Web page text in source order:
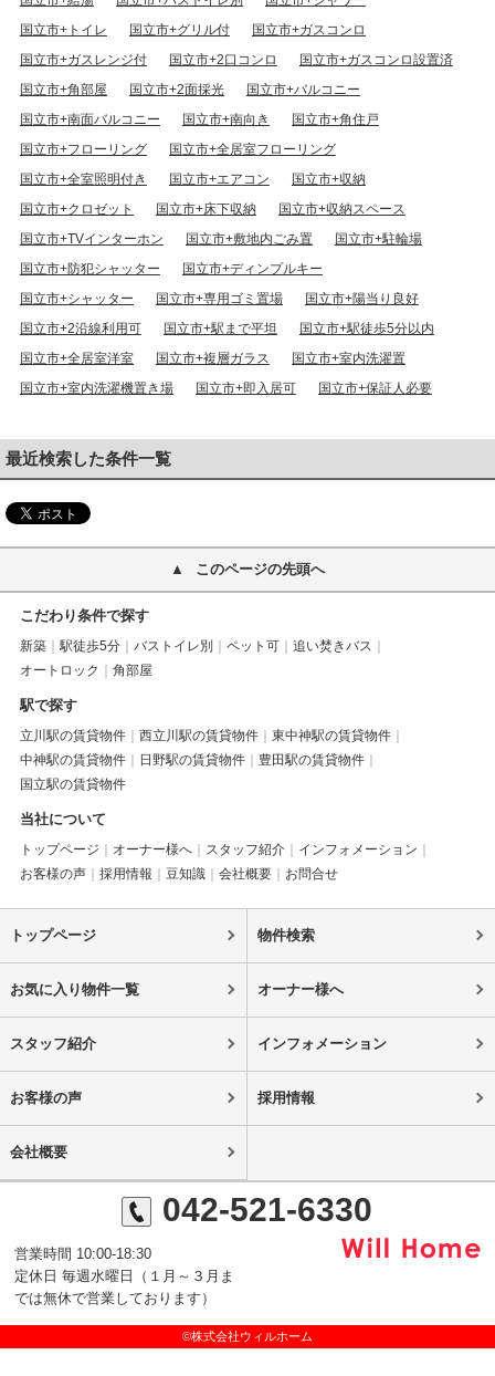
国立市+トイレ
国立市+グリル付
国立市+ガスコンロ
国立市+ガスレンジ付
国立市+2口コンロ
国立市+ガスコンロ設置済
国立市+角部屋
国立市+2面採光
国立市+バルコニー
国立市+南面バルコニー
国立市+南向き
国立市+角住戸
国立市+フローリング
国立市+全居室フローリング
国立市+全室照明付き
国立市+エアコン
国立市+収納
国立市+クロゼット
国立市+床下収納
国立市+収納スペース
国立市+TVインターホン
国立市+敷地内ごみ置
国立市+駐輪場
国立市+防犯シャッター
国立市+ディンプルキー
国立市+シャッター
国立市+専用ゴミ置場
国立市+陽当り良好
国立市+2沿線利用可
国立市+駅まで平坦
国立市+駅徒歩5分以内
国立市+全居室洋室
国立市+複層ガラス
国立市+室内洗濯置
国立市+室内洗濯機置き場
国立市+即入居可 国立市+保証人必要
最近検索した条件一覧
このページの先頭へ
こだわり条件で探す
新築 駅徒歩5分 バストイレ別 ペット可
追い焚きバス
オートロック
角部屋
駅で探す
立川駅の賃貸物件 西立川駅の賃貸物件
東中神駅の賃貸物件
中神駅の賃貸物件
日野駅の賃貸物件
豊田駅の賃貸物件
国立駅の賃貸物件
当社について
トップページ オーナー様へ スタッフ紹介
インフォメーション
お客様の声
採用情報 豆知識 会社概要 お問合せ
トップページ 物件検索
お気に入り物件一覧 オーナー様へ
スタッフ紹介 インフォメーション
お客様の声 採用情報
会社概要
042-521-6330
営業時間 10:00-18:30
定休日 毎週水曜日（１月～３月ま
では無休で営業しております）
©株式会社ウィルホーム